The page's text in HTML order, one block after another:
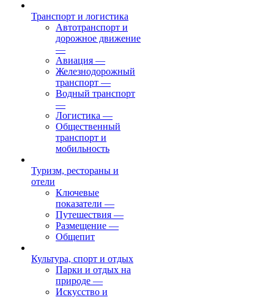
Транспорт и логистика
Автотранспорт и
дорожное движение
—
Авиация —
Железнодорожный
транспорт —
Водный транспорт
—
Логистика —
Общественный
транспорт и
мобильность
Туризм, рестораны и
отели
Ключевые
показатели —
Путешествия —
Размещение —
Общепит
Культура, спорт и отдых
Парки и отдых на
природе —
Искусство и